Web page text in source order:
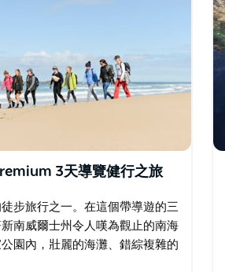
3天導覽健行之旅
步旅行之一。在這個帶導遊的三
南威爾士州令人嘆為觀止的南海
園內，壯麗的海灘、錯綜複雜的